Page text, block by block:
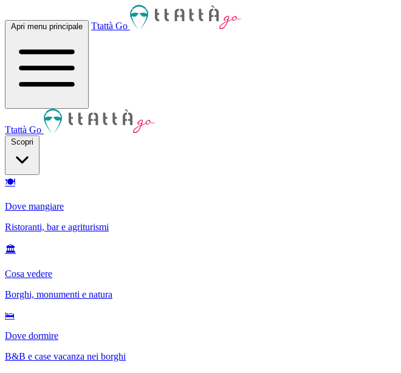
Apri menu principale Ttattà Go
Ttattà Go
Scopri
🍽
Dove mangiare
Ristoranti, bar e agriturismi
🏛
Cosa vedere
Borghi, monumenti e natura
🛌
Dove dormire
B&B e case vacanza nei borghi